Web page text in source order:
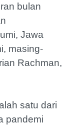
bulan
Jawa
masing-
Rachman,
satu dari
pandemi